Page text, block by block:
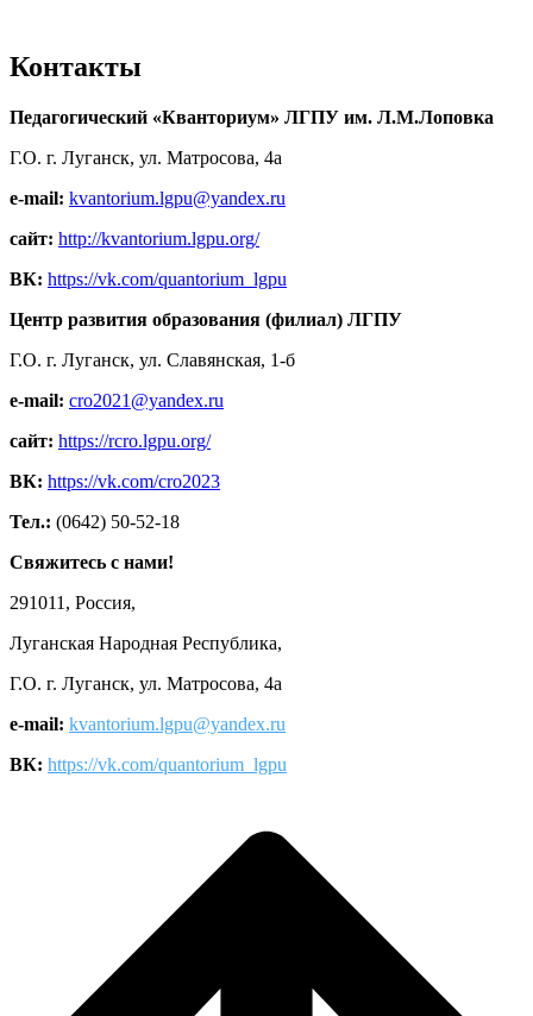
Контакты
Педагогический «Кванториум» ЛГПУ им. Л.М.Лоповка
Г.О. г. Луганск, ул. Матросова, 4а
e-mail: kvantorium.lgpu@yandex.ru
сайт: http://kvantorium.lgpu.org/
ВК: https://vk.com/quantorium_lgpu
Центр развития образования (филиал) ЛГПУ
Г.О. г. Луганск, ул. Славянская, 1-б
e-mail: cro2021@yandex.ru
сайт: https://rcro.lgpu.org/
ВК: https://vk.com/cro2023
Тел.: (0642) 50-52-18
Свяжитесь с нами!
291011, Россия,
Луганская Народная Республика,
Г.О. г. Луганск, ул. Матросова, 4а
e-mail: kvantorium.lgpu@yandex.ru
ВК: https://vk.com/quantorium_lgpu